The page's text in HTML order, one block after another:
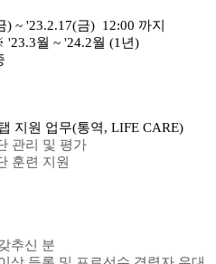
) ~ '23.2.17(금) 12:00 까지
'23.3월 ~ '24.2월 (1 년)
지원 업무(통역, LIFE CARE)
관리 및 평가
훈련 지원
추신
분